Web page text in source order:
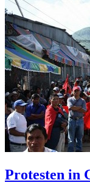
Protesten in